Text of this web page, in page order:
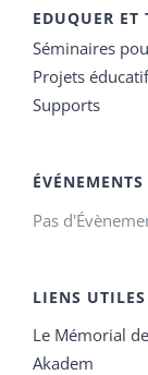
EDUQUER ET
Séminaires
Projets
Supports
ÉVÉNEMENTS
Pas
LIENS UTILES
Le Mémorial
Akadem